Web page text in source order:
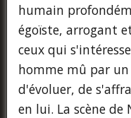
humain
égoïste, arrogant
ceux qui
homme mû par
d'évoluer, de
en lui. La scène